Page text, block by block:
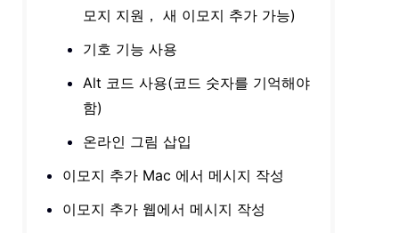
모지 지원， 새 이모지 추가 가능)
기호 기능 사용
Alt 코드 사용(코드 숫자를 기억해야
함)
온라인 그림 삽입
이모지 추가 Mac 에서 메시지 작성
이모지 추가 웹에서 메시지 작성